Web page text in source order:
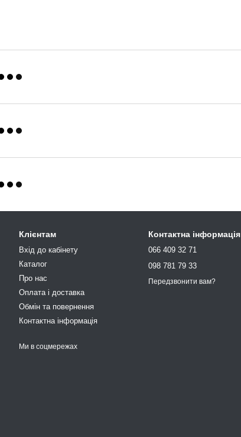
Клієнтам
Вхід до кабінету
Каталог
Про нас
Оплата і доставка
Обмін та повернення
Контактна інформація
Ми в соцмережах
Контактна інформація
066 409 32 71
098 781 79 33
Передзвонити вам?